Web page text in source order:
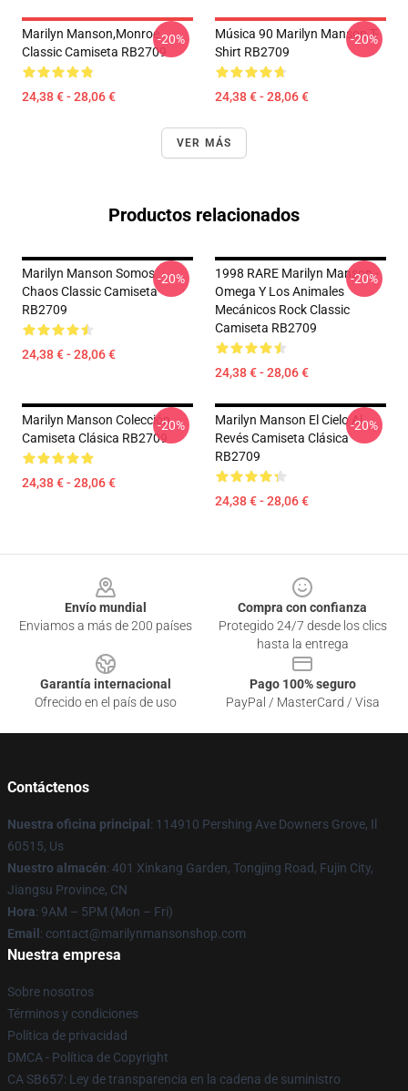
Marilyn Manson,Monroe
Classic Camiseta RB2709
24,38 € - 28,06 €
-20%
Música 90 Marilyn Manson T-
Shirt RB2709
24,38 € - 28,06 €
-20%
VER MÁS
Productos relacionados
Marilyn Manson Somos
Chaos Classic Camiseta
RB2709
24,38 € - 28,06 €
-20%
1998 RARE Marilyn Manson -
Omega Y Los Animales
Mecánicos Rock Classic
Camiseta RB2709
24,38 € - 28,06 €
-20%
Marilyn Manson Colección
Camiseta Clásica RB2709
24,38 € - 28,06 €
-20%
Marilyn Manson El Cielo Al
Revés Camiseta Clásica
RB2709
24,38 € - 28,06 €
-20%
Envío mundial
Enviamos a más de 200 países
Compra con confianza
Protegido 24/7 desde los clics
hasta la entrega
Garantía internacional
Ofrecido en el país de uso
Pago 100% seguro
PayPal / MasterCard / Visa
Contáctenos
Nuestra oficina principal : 114910 Pershing Ave Downers Grove, Il
60515, Us
Nuestro almacén: 401 Xinkang Garden, Tongjing Road, Fujin City,
Jiangsu Province, CN
Hora: 9AM – 5PM (Mon – Fri)
Email : contact@marilynmansonshop.com
Nuestra empresa
Sobre nosotros
Términos y condiciones
Política de privacidad
DMCA - Política de Copyright
CA SB657: Ley de transparencia en la cadena de suministro